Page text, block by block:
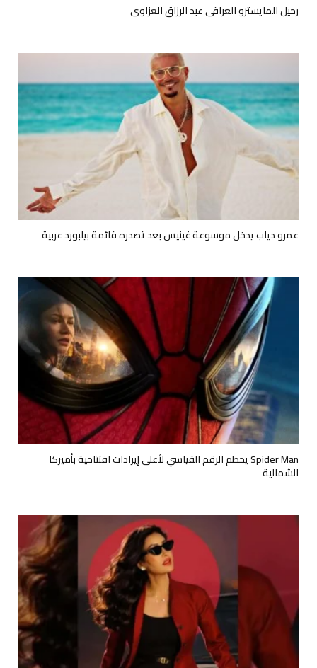
رحيل المايسترو العراقي عبد الرزاق العزاوي
عمرو دياب يدخل موسوعة غينيس بعد تصدره قائمة بيلبورد عربية
Spider Man يحطم الرقم القياسي لأعلى إيرادات افتتاحية بأميركا
الشمالية